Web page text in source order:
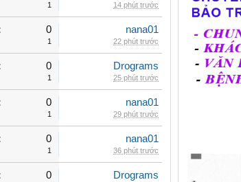
1 14 phút trước
0
1
nana01
22 phút trước
0
1
Drograms
25 phút trước
0
1
nana01
29 phút trước
0
1
nana01
36 phút trước
0 Drograms